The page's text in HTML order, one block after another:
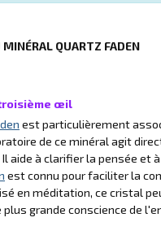
MINÉRAL QUARTZ FADEN
œil
est particulièrement
de ce minéral agit
aide à clarifier la pensée
est connu pour faciliter la
en méditation, ce cristal
grande conscience de